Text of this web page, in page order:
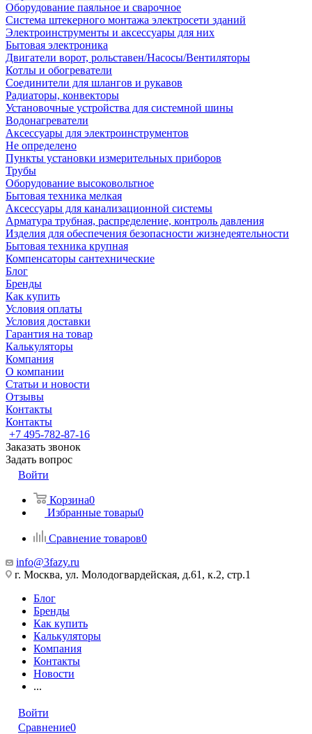
Оборудование паяльное и сварочное
Система штекерного монтажа электросети зданий
Электроинструменты и аксессуары для них
Бытовая электроника
Двигатели ворот, рольставен/Насосы/Вентиляторы
Котлы и обогреватели
Соединители для шлангов и рукавов
Радиаторы, конвекторы
Установочные устройства для системной шины
Водонагреватели
Аксессуары для электроинструментов
Не определено
Пункты установки измерительных приборов
Трубы
Оборудование высоковольтное
Бытовая техника мелкая
Аксессуары для канализационной системы
Арматура трубная, распределение, контроль давления
Изделия для обеспечения безопасности жизнедеятельности
Бытовая техника крупная
Компенсаторы сантехнические
Блог
Бренды
Как купить
Условия оплаты
Условия доставки
Гарантия на товар
Калькуляторы
Компания
О компании
Статьи и новости
Отзывы
Контакты
Контакты
+7 495-782-87-16
Заказать звонок
Задать вопрос
Войти
Корзина0
Избранные товары0
Сравнение товаров0
info@3fazy.ru
г. Москва, ул. Молодогвардейская, д.61, к.2, стр.1
Блог
Бренды
Как купить
Калькуляторы
Компания
Контакты
Новости
...
Войти
Сравнение0